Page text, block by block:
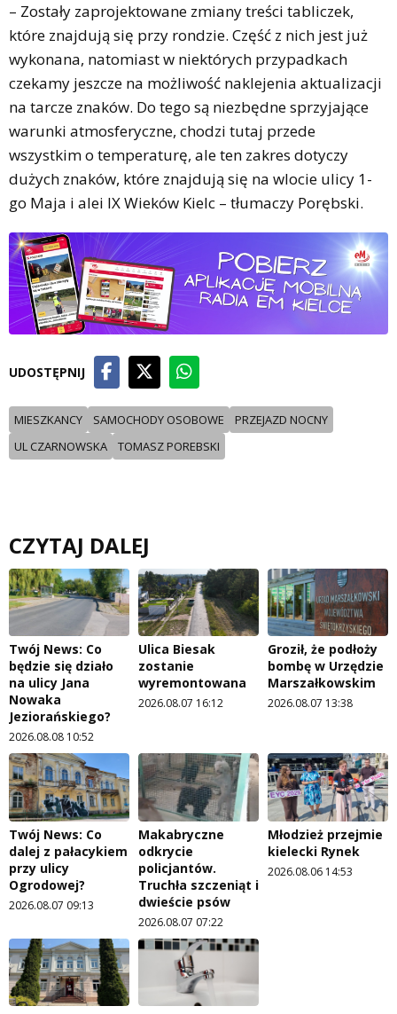
– Zostały zaprojektowane zmiany treści tabliczek,
które znajdują się przy rondzie. Część z nich jest już
wykonana, natomiast w niektórych przypadkach
czekamy jeszcze na możliwość naklejenia aktualizacji
na tarcze znaków. Do tego są niezbędne sprzyjające
warunki atmosferyczne, chodzi tutaj przede
wszystkim o temperaturę, ale ten zakres dotyczy
dużych znaków, które znajdują się na wlocie ulicy 1-
go Maja i alei IX Wieków Kielc – tłumaczy Porębski.
UDOSTĘPNIJ
MIESZKANCY SAMOCHODY OSOBOWE
PRZEJAZD NOCNY
UL CZARNOWSKA
TOMASZ POREBSKI
CZYTAJ DALEJ
Twój News: Co
będzie się działo
na ulicy Jana
Nowaka
Jeziorańskiego?
2026.08.08 10:52
Ulica Biesak
zostanie
wyremontowana
2026.08.07 16:12
Groził, że podłoży
bombę w Urzędzie
Marszałkowskim
2026.08.07 13:38
Twój News: Co
dalej z pałacykiem
przy ulicy
Ogrodowej?
2026.08.07 09:13
Makabryczne
odkrycie
policjantów.
Truchła szczeniąt i
dwieście psów
2026.08.07 07:22
Młodzież przejmie
kielecki Rynek
2026.08.06 14:53